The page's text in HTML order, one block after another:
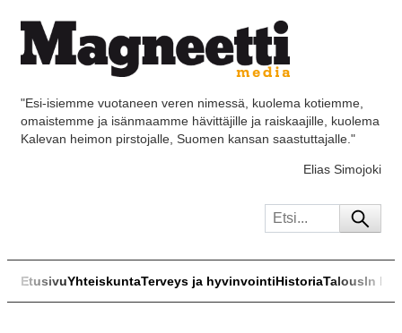
"Esi-isiemme vuotaneen veren nimessä, kuolema kotiemme,
omaistemme ja isänmaamme hävittäjille ja raiskaajille, kuolema
Kalevan heimon pirstojalle, Suomen kansan saastuttajalle."
Elias Simojoki
EtusivuYhteiskuntaTerveys ja hyvinvointiHistoriaTalousIn